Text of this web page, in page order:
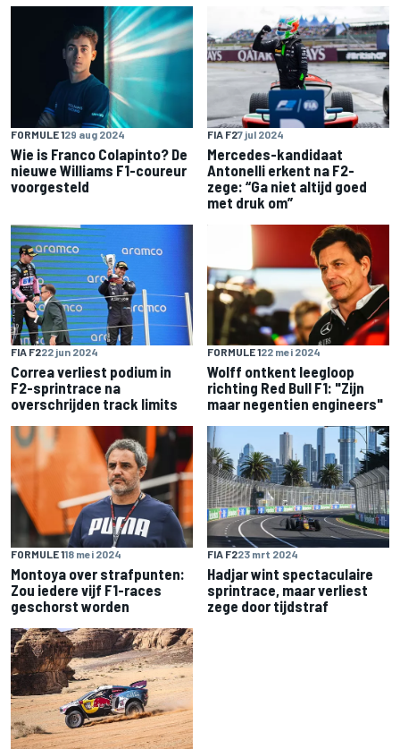
FORMULE 129 aug 2024
Wie is Franco Colapinto? De
nieuwe Williams F1-coureur
voorgesteld
FIA F27 jul 2024
Mercedes-kandidaat
Antonelli erkent na F2-
zege: “Ga niet altijd goed
met druk om”
FIA F222 jun 2024
Correa verliest podium in
F2-sprintrace na
overschrijden track limits
FORMULE 122 mei 2024
Wolff ontkent leegloop
richting Red Bull F1: "Zijn
maar negentien engineers"
FORMULE 118 mei 2024
Montoya over strafpunten:
Zou iedere vijf F1-races
geschorst worden
FIA F223 mrt 2024
Hadjar wint spectaculaire
sprintrace, maar verliest
zege door tijdstraf